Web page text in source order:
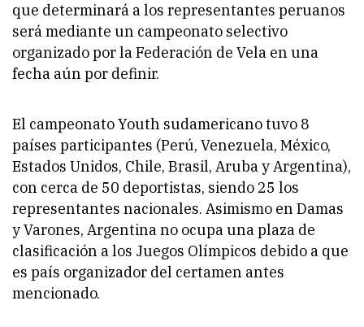
que determinará a los representantes peruanos
será mediante un campeonato selectivo
organizado por la Federación de Vela en una
fecha aún por definir.
El campeonato Youth sudamericano tuvo 8
países participantes (Perú, Venezuela, México,
Estados Unidos, Chile, Brasil, Aruba y Argentina),
con cerca de 50 deportistas, siendo 25 los
representantes nacionales. Asimismo en Damas
y Varones, Argentina no ocupa una plaza de
clasificación a los Juegos Olímpicos debido a que
es país organizador del certamen antes
mencionado.